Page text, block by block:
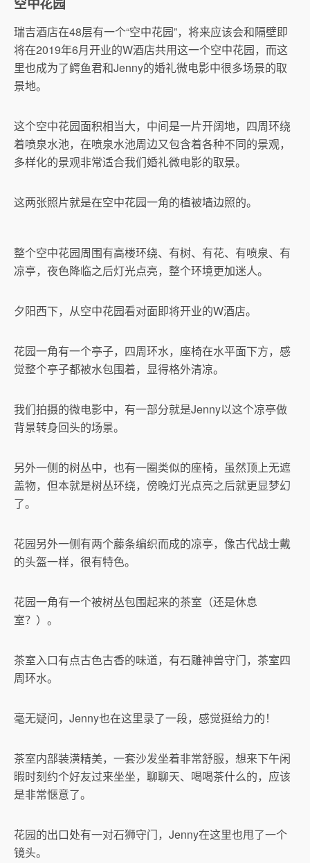
瑞吉酒店在48层有一个“空中花园”，将来应该会和隔壁即
将在2019年6月开业的W酒店共用这一个空中花园，而这
里也成为了鳄鱼君和Jenny的婚礼微电影中很多场景的取
景地。
这个空中花园面积相当大，中间是一片开阔地，四周环绕
着喷泉水池，在喷泉水池周边又包含着各种不同的景观，
多样化的景观非常适合我们婚礼微电影的取景。
这两张照片就是在空中花园一角的植被墙边照的。
整个空中花园周围有高楼环绕、有树、有花、有喷泉、有
凉亭，夜色降临之后灯光点亮，整个环境更加迷人。
夕阳西下，从空中花园看对面即将开业的W酒店。
花园一角有一个亭子，四周环水，座椅在水平面下方，感
觉整个亭子都被水包围着，显得格外清凉。
我们拍摄的微电影中，有一部分就是Jenny以这个凉亭做
背景转身回头的场景。
另外一侧的树丛中，也有一圈类似的座椅，虽然顶上无遮
盖物，但本就是树丛环绕，傍晚灯光点亮之后就更显梦幻
了。
花园另外一侧有两个藤条编织而成的凉亭，像古代战士戴
的头盔一样，很有特色。
花园一角有一个被树丛包围起来的茶室（还是休息
室？）。
茶室入口有点古色古香的味道，有石雕神兽守门，茶室四
周环水。
毫无疑问，Jenny也在这里录了一段，感觉挺给力的！
茶室内部装潢精美，一套沙发坐着非常舒服，想来下午闲
暇时刻约个好友过来坐坐，聊聊天、喝喝茶什么的，应该
是非常惬意了。
花园的出口处有一对石狮守门，Jenny在这里也甩了一个
镜头。